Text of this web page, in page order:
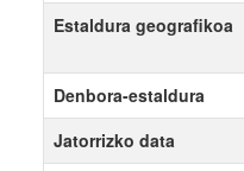
Estaldura geografikoa
Denbora-estaldura
Jatorrizko data